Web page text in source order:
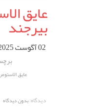
عایق
بیرجند
02 آگوست 2025
عایق
دیدگاه:بدون دیدگاه